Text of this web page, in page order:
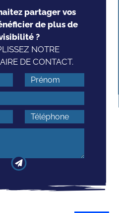
partager vos
de plus de
?
NOTRE
DE CONTACT.